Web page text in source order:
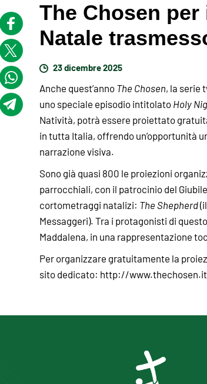
The Chosen
Natale
23 dicembre 2025
Anche quest’annoThe Chosen, la serie
uno speciale episodio intitolatoHoly
Natività, potrà essere proiettato
in tutta Italia, offrendo un’opportunità
narrazione visiva.
Sono già quasi 800 le proiezioni
parrocchiali, con il patrocinio del
cortometraggi natalizi: The Shepherd
Messaggeri). Tra i protagonisti di
Maddalena, in una rappresentazione
Per organizzare gratuitamente la
sito dedicato: http://